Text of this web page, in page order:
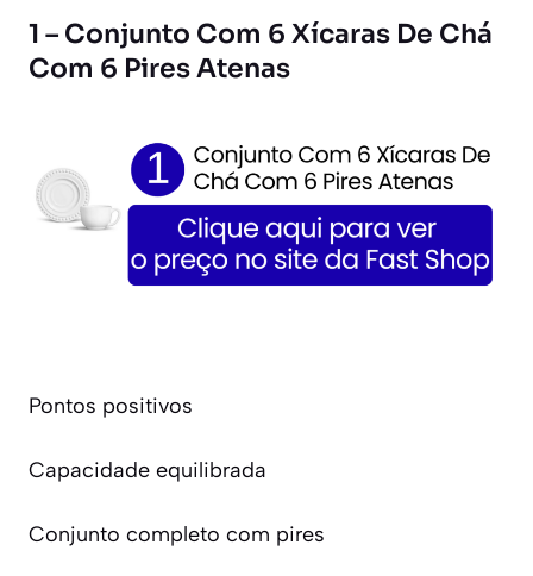
1 – Conjunto Com 6 Xícaras De Chá
Com 6 Pires Atenas
Pontos positivos
Capacidade equilibrada
Conjunto completo com pires